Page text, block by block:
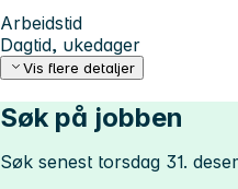
Arbeidstid
Dagtid, ukedager
Vis flere detaljer
Søk på jobben
Søk senest torsdag 31.